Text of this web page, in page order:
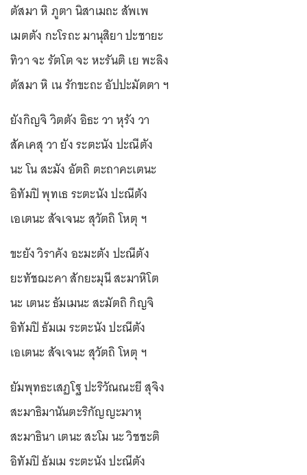
ตัสมา หิ ภูตา นิสาเมถะ สัพเพ
เมตตัง กะโรถะ มานุสิยา ปะชายะ
ทิวา จะ รัตโต จะ หะรันติ เย พะลิง
ตัสมา หิ เน รักขะถะ อัปปะมัตตา ฯ
ยังกิญจิ วิตตัง อิธะ วา หุรัง วา
สัคเคสุ วา ยัง ระตะนัง ปะณีตัง
นะ โน สะมัง อัตถิ ตะถาคะเตนะ
อิทัมปิ พุทเธ ระตะนัง ปะณีตัง
เอเตนะ สัจเจนะ สุวัตถิ โหตุ ฯ
ขะยัง วิราคัง อะมะตัง ปะณีตัง
ยะทัชฌะคา สักยะมุนี สะมาหิโต
นะ เตนะ ธัมเมนะ สะมัตถิ กิญจิ
อิทัมปิ ธัมเม ระตะนัง ปะณีตัง
เอเตนะ สัจเจนะ สุวัตถิ โหตุ ฯ
ยัมพุทธะเสฏโฐ ปะริวัณณะยี สุจิง
สะมาธิมานันตะริกัญญะมาหุ
สะมาธินา เตนะ สะโม นะ วิชชะติ
อิทัมปิ ธัมเม ระตะนัง ปะณีตัง